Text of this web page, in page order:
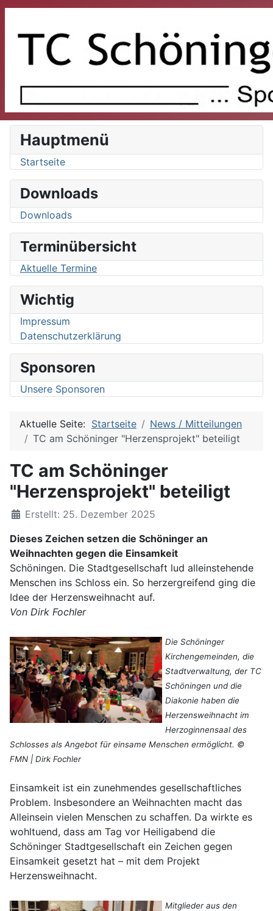
Hauptmenü
Startseite
Downloads
Downloads
Terminübersicht
Aktuelle Termine
Wichtig
Impressum
Datenschutzerklärung
Sponsoren
Unsere Sponsoren
Aktuelle Seite: Startseite
News / Mitteilungen
TC am Schöninger "Herzensprojekt" beteiligt
TC am Schöninger
"Herzensprojekt" beteiligt
DetailsErstellt: 25. Dezember 2025
Dieses Zeichen setzen die Schöninger an
Weihnachten gegen die Einsamkeit
Schöningen. Die Stadtgesellschaft lud alleinstehende
Menschen ins Schloss ein. So herzergreifend ging die
Idee der Herzensweihnacht auf.
Von Dirk Fochler
Die Schöninger
Kirchengemeinden, die
Stadtverwaltung, der TC
Schöningen und die
Diakonie haben die
Herzensweihnacht im
Herzoginnensaal des
Schlosses als Angebot für einsame Menschen ermöglicht. ©
FMN | Dirk Fochler
Einsamkeit ist ein zunehmendes gesellschaftliches
Problem. Insbesondere an Weihnachten macht das
Alleinsein vielen Menschen zu schaffen. Da wirkte es
wohltuend, dass am Tag vor Heiligabend die
Schöninger Stadtgesellschaft ein Zeichen gegen
Einsamkeit gesetzt hat – mit dem Projekt
Herzensweihnacht.
Mitglieder aus den